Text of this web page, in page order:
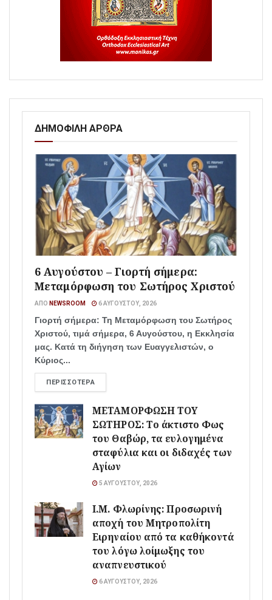
ΔΗΜΟΦΙΛΗ ΑΡΘΡΑ
6 Αυγούστου – Γιορτή σήμερα:
Μεταμόρφωση του Σωτήρος Χριστού
ΑΠΌ NEWSROOM 6 ΑΥΓΟΎΣΤΟΥ, 2026
Γιορτή σήμερα: Τη Μεταμόρφωση του Σωτήρος
Χριστού, τιμά σήμερα, 6 Αυγούστου, η Εκκλησία
μας. Κατά τη διήγηση των Ευαγγελιστών, ο
Κύριος...
ΠΕΡΙΣΣΌΤΕΡΑ
ΜΕΤΑΜΟΡΦΩΣΗ ΤΟΥ
ΣΩΤΗΡΟΣ: Το άκτιστο Φως
του Θαβώρ, τα ευλογημένα
σταφύλια και οι διδαχές των
Αγίων
5 ΑΥΓΟΎΣΤΟΥ, 2026
Ι.Μ. Φλωρίνης: Προσωρινή
αποχή του Μητροπολίτη
Ειρηναίου από τα καθήκοντά
του λόγω λοίμωξης του
αναπνευστικού
6 ΑΥΓΟΎΣΤΟΥ, 2026